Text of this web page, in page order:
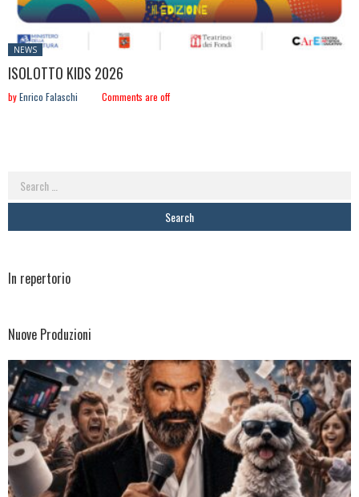
Posted
in:
NEWS
ISOLOTTO KIDS 2026
byEnrico Falaschi Comments are off
Search
for:
In repertorio
Nuove Produzioni